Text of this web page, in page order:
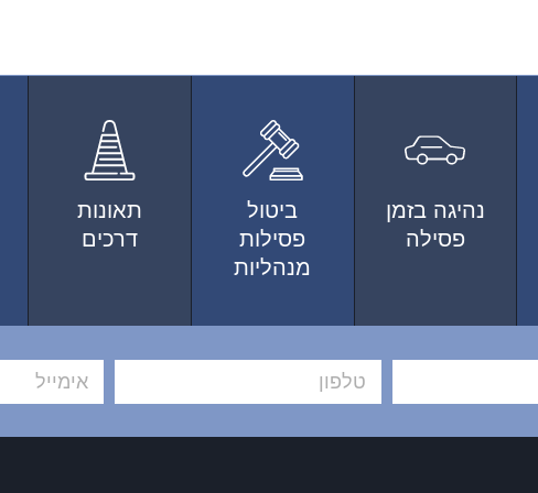
נהיגה בזמן
פסילה
ביטול
פסילות
מנהליות
תאונות
דרכים